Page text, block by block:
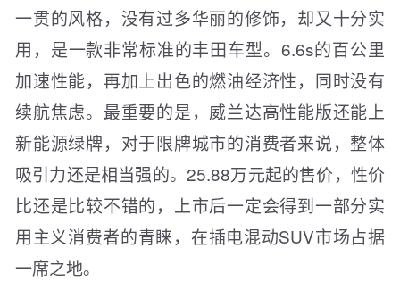
一贯的风格，没有过多华丽的修饰，却又十分实
用，是一款非常标准的丰田车型。6.6s的百公里
加速性能，再加上出色的燃油经济性，同时没有
续航焦虑。最重要的是，威兰达高性能版还能上
新能源绿牌，对于限牌城市的消费者来说，整体
吸引力还是相当强的。25.88万元起的售价，性价
比还是比较不错的，上市后一定会得到一部分实
用主义消费者的青睐，在插电混动SUV市场占据
一席之地。